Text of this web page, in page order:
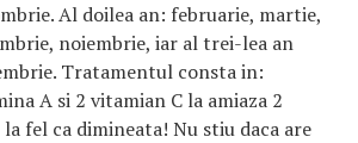
Al doilea an: februarie, martie,
noiembrie, iar al trei-lea an
Tratamentul consta in:
A si 2 vitamian C la amiaza 2
fel ca dimineata! Nu stiu daca are